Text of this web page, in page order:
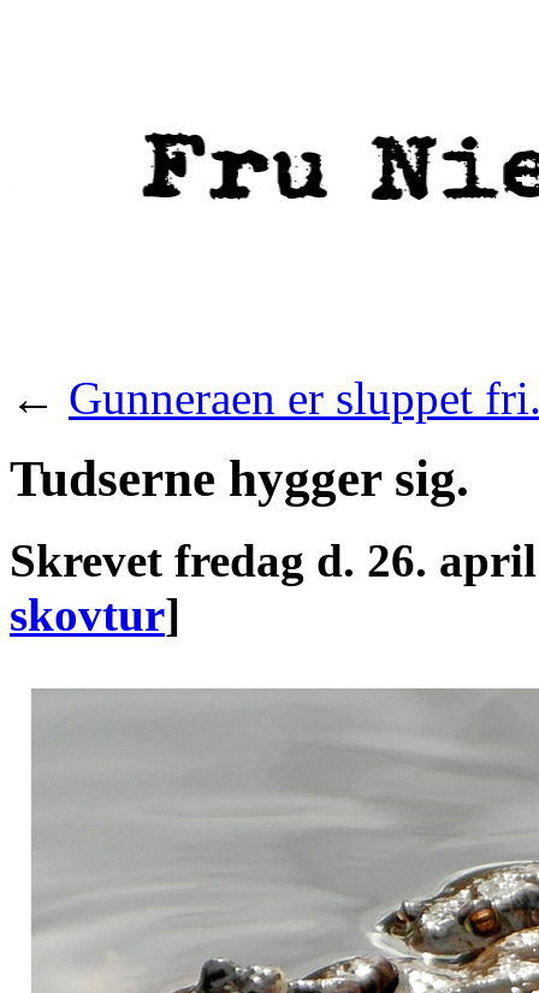
← Gunneraen er sluppet
Tudserne hygger sig.
Skrevet fredag d. 26.
skovtur]